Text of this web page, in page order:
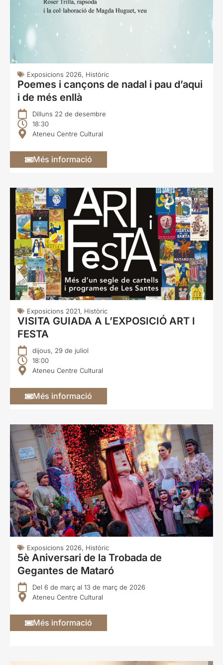
Exposicions 2026, Històric
Poemes i cançons de nadal i pau d’aqui
i de més enllà
Dilluns 22 de desembre
18:30
Ateneu Centre Cultural
Més informació
Exposicions 2021, Històric
VISITA GUIADA A L’EXPOSICIÓ ART I
FESTA
dijous, 29 de juliol
18:00
Ateneu Centre Cultural
Més informació
Exposicions 2026, Històric
5è Aniversari de la Trobada de
Gegantes de Mataró
Del 6 de març al 13 de març de 2026
Ateneu Centre Cultural
Més informació